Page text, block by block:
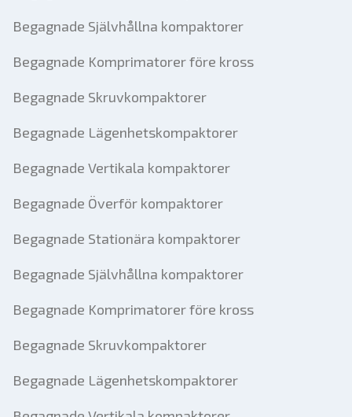
Begagnade Självhållna kompaktorer
Begagnade Komprimatorer före kross
Begagnade Skruvkompaktorer
Begagnade Lägenhetskompaktorer
Begagnade Vertikala kompaktorer
Begagnade Överför kompaktorer
Begagnade Stationära kompaktorer
Begagnade Självhållna kompaktorer
Begagnade Komprimatorer före kross
Begagnade Skruvkompaktorer
Begagnade Lägenhetskompaktorer